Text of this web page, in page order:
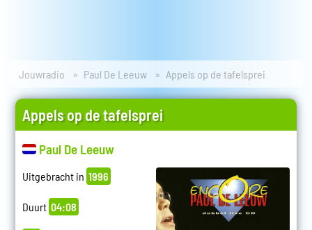
Jouwradio Paul De Leeuw Appels op de tafelsprei
Appels op de tafelsprei
Paul De Leeuw
Uitgebracht in 1996
Duurt 04:08